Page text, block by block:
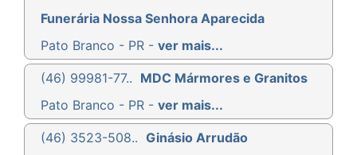
Funerária Nossa Senhora Aparecida
Pato Branco - PR - ver mais...
(46) 99981-77.. MDC Mármores e Granitos
Pato Branco - PR - ver mais...
(46) 3523-508.. Ginásio Arrudão